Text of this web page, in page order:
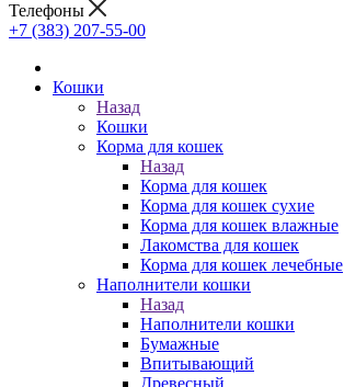
Телефоны
+7 (383) 207-55-00
Кошки
Назад
Кошки
Корма для кошек
Назад
Корма для кошек
Корма для кошек сухие
Корма для кошек влажные
Лакомства для кошек
Корма для кошек лечебные
Наполнители кошки
Назад
Наполнители кошки
Бумажные
Впитывающий
Древесный